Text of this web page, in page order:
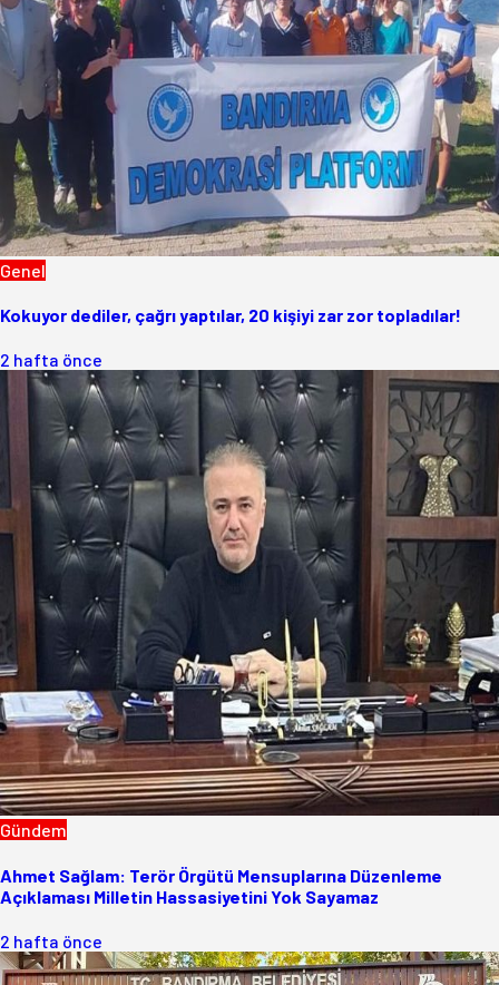
Genel
Kokuyor dediler, çağrı yaptılar, 20 kişiyi zar zor topladılar!
2 hafta önce
Gündem
Ahmet Sağlam: Terör Örgütü Mensuplarına Düzenleme
Açıklaması Milletin Hassasiyetini Yok Sayamaz
2 hafta önce